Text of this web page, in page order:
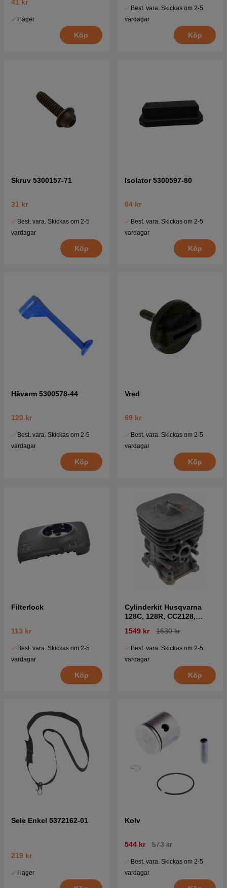
41 kr
I lager
Köp
Best. vara. Skickas om 2-5
vardagar
Köp
Skruv 5300157-71
31 kr
Best. vara. Skickas om 2-5
vardagar
Köp
Isolator 5300597-80
84 kr
Best. vara. Skickas om 2-5
vardagar
Köp
Hävarm 5300578-44
120 kr
Best. vara. Skickas om 2-5
vardagar
Köp
Vred
69 kr
Best. vara. Skickas om 2-5
vardagar
Köp
Filterlock
113 kr
Best. vara. Skickas om 2-5
vardagar
Köp
Cylinderkit Husqvarna
128C, 128R, CC2128,
1549 kr 1630 kr
Best. vara. Skickas om 2-5
vardagar
Köp
Sele Enkel 5372162-01
219 kr
I lager
Kolv
544 kr 573 kr
Best. vara. Skickas om 2-5
vardagar